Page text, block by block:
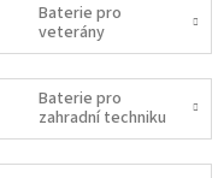
Baterie pro
veterány
Baterie pro
zahradní techniku